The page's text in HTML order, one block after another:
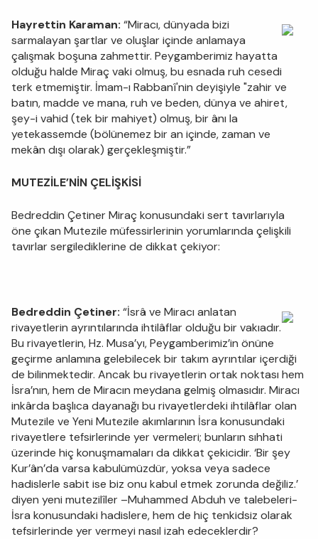
Hayrettin Karaman: “Miracı, dünyada bizi
sarmalayan şartlar ve oluşlar içinde anlamaya
çalışmak boşuna zahmettir. Peygamberimiz hayatta
olduğu halde Miraç vaki olmuş, bu esnada ruh cesedi
terk etmemiştir. İmam-ı Rabbanî'nin deyişiyle "zahir ve
batın, madde ve mana, ruh ve beden, dünya ve ahiret,
şey-i vahid (tek bir mahiyet) olmuş, bir ânı la
yetekassemde (bölünemez bir an içinde, zaman ve
mekân dışı olarak) gerçekleşmiştir.”
MUTEZİLE’NİN ÇELİŞKİSİ
Bedreddin Çetiner Miraç konusundaki sert tavırlarıyla
öne çıkan Mutezile müfessirlerinin yorumlarında çelişkili
tavırlar sergilediklerine de dikkat çekiyor:
Bedreddin Çetiner: “İsrâ ve Miracı anlatan
rivayetlerin ayrıntılarında ihtilâflar olduğu bir vakıadır.
Bu rivayetlerin, Hz. Musa’yı, Peygamberimiz’in önüne
geçirme anlamına gelebilecek bir takım ayrıntılar içerdiği
de bilinmektedir. Ancak bu rivayetlerin ortak noktası hem
İsra’nın, hem de Miracın meydana gelmiş olmasıdır. Miracı
inkârda başlıca dayanağı bu rivayetlerdeki ihtilâflar olan
Mutezile ve Yeni Mutezile akımlarının İsra konusundaki
rivayetlere tefsirlerinde yer vermeleri; bunların sıhhati
üzerinde hiç konuşmamaları da dikkat çekicidir. ‘Bir şey
Kur’ân’da varsa kabulümüzdür, yoksa veya sadece
hadislerle sabit ise biz onu kabul etmek zorunda değiliz.’
diyen yeni mutezilîler –Muhammed Abduh ve talebeleri-
İsra konusundaki hadislere, hem de hiç tenkidsiz olarak
tefsirlerinde yer vermeyi nasıl izah edeceklerdir?